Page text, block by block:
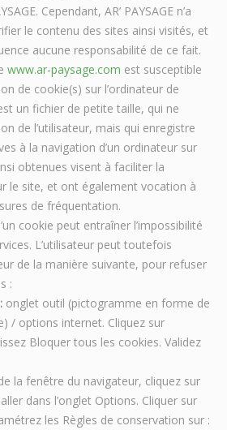
Cependant, AR’ PAYSAGE n’a
le contenu des sites ainsi visités, et
aucune responsabilité de ce fait.
www.ar-paysage.com est susceptible
de cookie(s) sur l’ordinateur de
un fichier de petite taille, qui ne
de l’utilisateur, mais qui enregistre
à la navigation d’un ordinateur sur
obtenues visent à faciliter la
le site, et ont également vocation à
de fréquentation.
cookie peut entraîner l’impossibilité
L’utilisateur peut toutefois
de la manière suivante, pour refuser
:
onglet outil (pictogramme en forme de
/ options internet. Cliquez sur
Bloquer tous les cookies. Validez
la fenêtre du navigateur, cliquez sur
dans l’onglet Options. Cliquer sur
les Règles de conservation sur :